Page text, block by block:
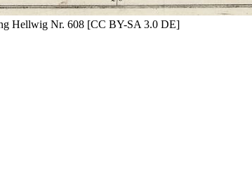
Hellwig Nr. 608 [CC BY-SA 3.0 DE]